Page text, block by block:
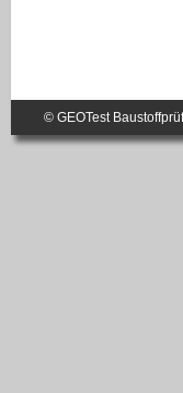
© GEOTest